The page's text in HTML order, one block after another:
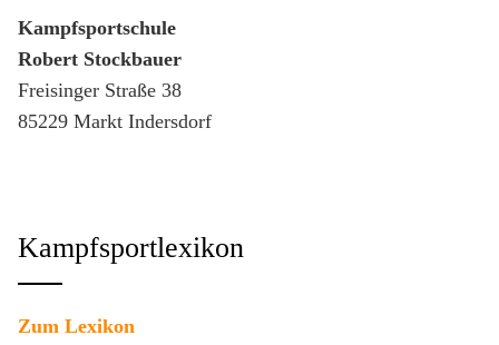
Kampfsportschule
Robert Stockbauer
Freisinger Straße 38
85229 Markt Indersdorf
Kampfsportlexikon
Zum Lexikon